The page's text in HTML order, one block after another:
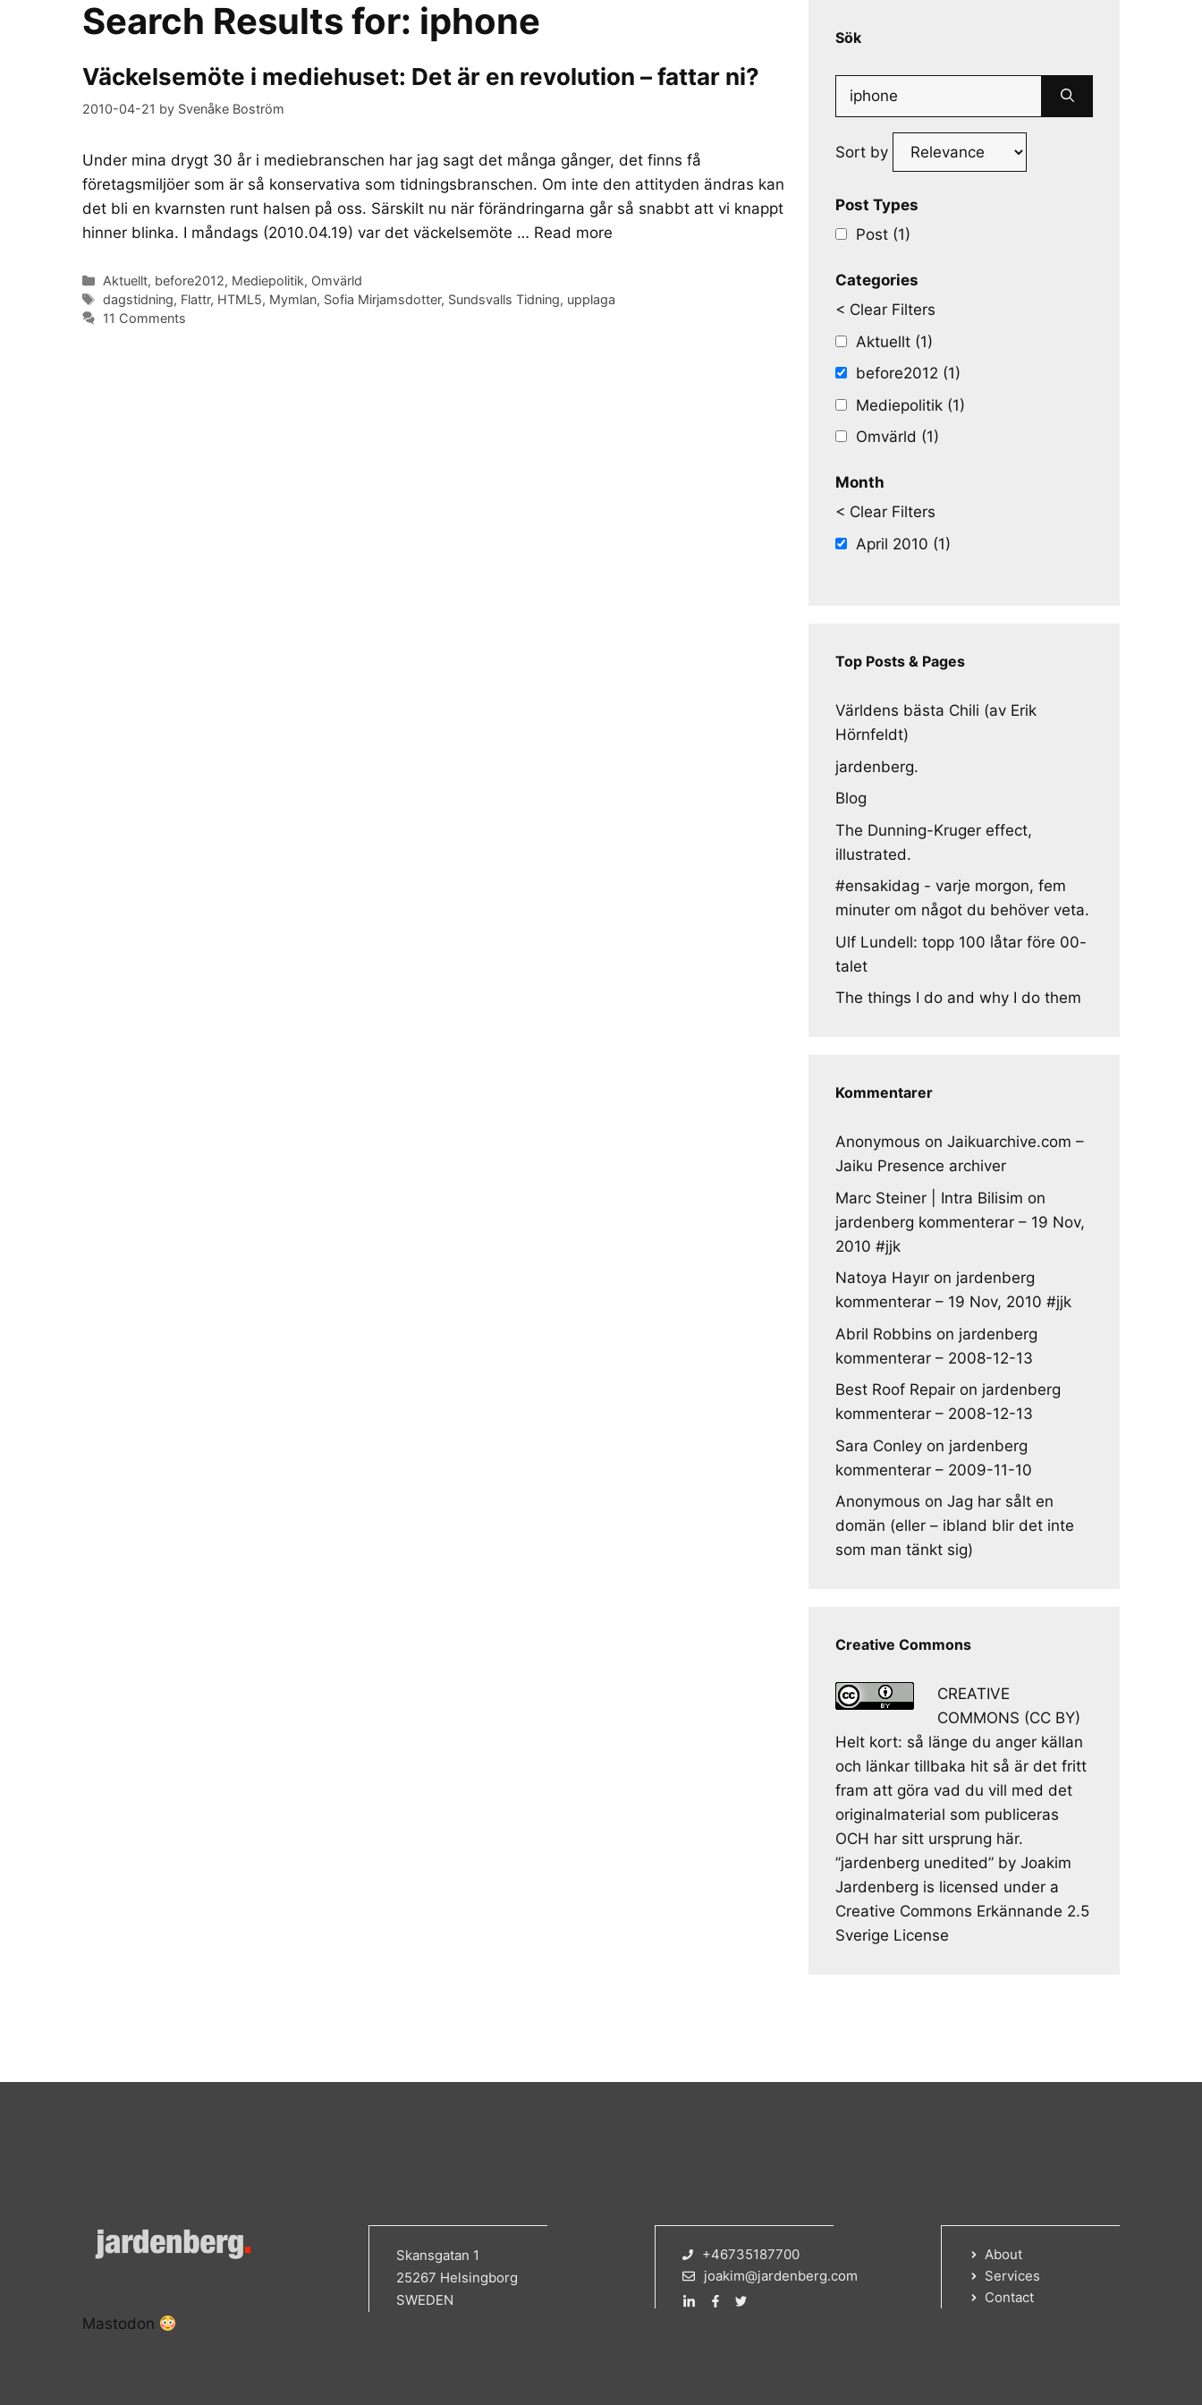
Search Results for: iphone
Väckelsemöte i mediehuset: Det är en revolution – fattar ni?
2010-04-21 by Svenåke Boström
Under mina drygt 30 år i mediebranschen har jag sagt det många gånger, det finns få
företagsmiljöer som är så konservativa som tidningsbranschen. Om inte den attityden ändras kan
det bli en kvarnsten runt halsen på oss. Särskilt nu när förändringarna går så snabbt att vi knappt
hinner blinka. I måndags (2010.04.19) var det väckelsemöte … Read more
Categories
Aktuellt, before2012, Mediepolitik, Omvärld
Tags
dagstidning, Flattr, HTML5, Mymlan, Sofia Mirjamsdotter, Sundsvalls Tidning, upplaga
11 Comments
Sök
Search
for:
Sort by
Post Types
Post (1)
Categories
< Clear Filters
Aktuellt (1)
before2012 (1)
Mediepolitik (1)
Omvärld (1)
Month
< Clear Filters
April 2010 (1)
Top Posts & Pages
Världens bästa Chili (av Erik
Hörnfeldt)
jardenberg.
Blog
The Dunning-Kruger effect,
illustrated.
#ensakidag - varje morgon, fem
minuter om något du behöver veta.
Ulf Lundell: topp 100 låtar före 00-
talet
The things I do and why I do them
Kommentarer
Anonymous on Jaikuarchive.com –
Jaiku Presence archiver
Marc Steiner | Intra Bilisim on
jardenberg kommenterar – 19 Nov,
2010 #jjk
Natoya Hayır on jardenberg
kommenterar – 19 Nov, 2010 #jjk
Abril Robbins on jardenberg
kommenterar – 2008-12-13
Best Roof Repair on jardenberg
kommenterar – 2008-12-13
Sara Conley on jardenberg
kommenterar – 2009-11-10
Anonymous on Jag har sålt en
domän (eller – ibland blir det inte
som man tänkt sig)
Creative Commons
CREATIVE
COMMONS (CC BY)
Helt kort: så länge du anger källan
och länkar tillbaka hit så är det fritt
fram att göra vad du vill med det
originalmaterial som publiceras
OCH har sitt ursprung här.
”jardenberg unedited” by Joakim
Jardenberg is licensed under a
Creative Commons Erkännande 2.5
Sverige License
Skansgatan 1
25267 Helsingborg
SWEDEN
+46735187700
joakim@jardenberg.com
About
Services
Contact
Mastodon